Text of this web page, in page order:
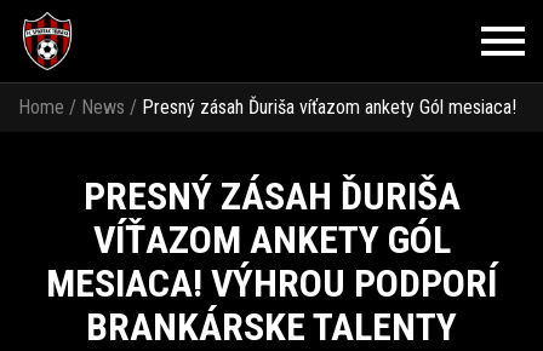
Home / News / Presný zásah Ďuriša víťazom ankety Gól mesiaca!
PRESNÝ ZÁSAH ĎURIŠA
VÍŤAZOM ANKETY GÓL
MESIACA! VÝHROU PODPORÍ
BRANKÁRSKE TALENTY